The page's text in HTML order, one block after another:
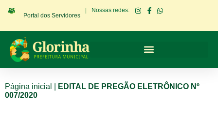
Portal dos Servidores
Nossas redes:
Página inicial
EDITAL DE PREGÃO ELETRÔNICO Nº
007/2020